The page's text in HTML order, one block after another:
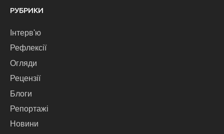
РУБРИКИ
Інтерв'ю
Рефлексії
Огляди
Рецензії
Блоги
Репортажі
Новини